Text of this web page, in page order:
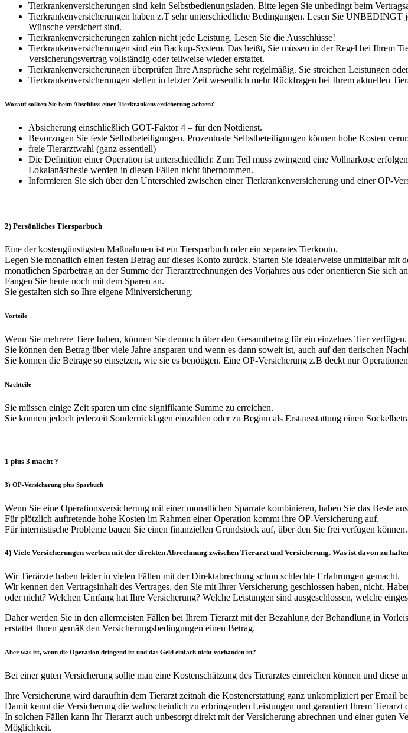
Tierkrankenversicherungen sind kein Selbstbedienungsladen. Bitte legen Sie unbedingt beim
Tierkrankenversicherungen haben z.T sehr unterschiedliche Bedingungen. Lesen Sie
Wünsche versichert sind.
Tierkrankenversicherungen zahlen nicht jede Leistung. Lesen Sie die Ausschlüsse!
Tierkrankenversicherungen sind ein Backup-System. Das heißt, Sie müssen in der Regel bei Ihrem
Versicherungsvertrag vollständig oder teilweise wieder erstattet.
Tierkrankenversicherungen überprüfen Ihre Ansprüche sehr regelmäßig. Sie streichen Leistungen
Tierkrankenversicherungen stellen in letzter Zeit wesentlich mehr Rückfragen bei Ihrem aktuellen
Worauf sollten Sie beim Abschluss einer Tierkrankenversicherung achten?
Absicherung einschließlich GOT-Faktor 4 – für den Notdienst.
Bevorzugen Sie feste Selbstbeteiligungen. Prozentuale Selbstbeteiligungen können hohe Kosten
freie Tierarztwahl (ganz essentiell)
Die Definition einer Operation ist unterschiedlich: Zum Teil muss zwingend eine Vollnarkose
Lokalanästhesie werden in diesen Fällen nicht übernommen.
Informieren Sie sich über den Unterschied zwischen einer Tierkrankenversicherung und einer OP-
2) Persönliches Tiersparbuch
Eine der kostengünstigsten Maßnahmen ist ein Tiersparbuch oder ein separates Tierkonto.
Legen Sie monatlich einen festen Betrag auf dieses Konto zurück. Starten Sie idealerweise unmittelbar
monatlichen Sparbetrag an der Summe der Tierarztrechnungen des Vorjahres aus oder orientieren Sie
Fangen Sie heute noch mit dem Sparen an.
Sie gestalten sich so Ihre eigene Miniversicherung:
Vorteile
Wenn Sie mehrere Tiere haben, können Sie dennoch über den Gesamtbetrag für ein einzelnes Tier verfügen.
Sie können den Betrag über viele Jahre ansparen und wenn es dann soweit ist, auch auf den tierischen
Sie können die Beträge so einsetzen, wie sie es benötigen. Eine OP-Versicherung z.B deckt nur
Nachteile
Sie müssen einige Zeit sparen um eine signifikante Summe zu erreichen.
Sie können jedoch jederzeit Sonderrücklagen einzahlen oder zu Beginn als Erstausstattung einen
1 plus 3 macht ?
3) OP-Versicherung plus Sparbuch
Wenn Sie eine Operationsversicherung mit einer monatlichen Sparrate kombinieren, haben Sie das Beste
Für plötzlich auftretende hohe Kosten im Rahmen einer Operation kommt ihre OP-Versicherung auf.
Für internistische Probleme bauen Sie einen finanziellen Grundstock auf, über den Sie frei verfügen können.
4) Viele Versicherungen werben mit der direkten Abrechnung zwischen Tierarzt und Versicherung. Was ist davon zu
Wir Tierärzte haben leider in vielen Fällen mit der Direktabrechung schon schlechte Erfahrungen gemacht.
Wir kennen den Vertragsinhalt des Vertrages, den Sie mit Ihrer Versicherung geschlossen haben, nicht.
oder nicht? Welchen Umfang hat Ihre Versicherung? Welche Leistungen sind ausgeschlossen, welche
Daher werden Sie in den allermeisten Fällen bei Ihrem Tierarzt mit der Bezahlung der Behandlung in
erstattet Ihnen gemäß den Versicherungsbedingungen einen Betrag.
Aber was ist, wenn die Operation dringend ist und das Geld einfach nicht vorhanden ist?
Bei einer guten Versicherung sollte man eine Kostenschätzung des Tierarztes einreichen können und diese
Ihre Versicherung wird daraufhin dem Tierarzt zeitnah die Kostenerstattung ganz unkompliziert per Email
Damit kennt die Versicherung die wahrscheinlich zu erbringenden Leistungen und garantiert Ihrem
In solchen Fällen kann Ihr Tierarzt auch unbesorgt direkt mit der Versicherung abrechnen und einer guten
Möglichkeit.